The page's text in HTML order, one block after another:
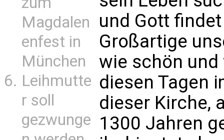
Magdalen
enfest in
München
Leihmutte
r soll
gezwunge
und Gott
Großartige
wie schön
diesen Tagen
dieser Kirche,
1300 Jahren